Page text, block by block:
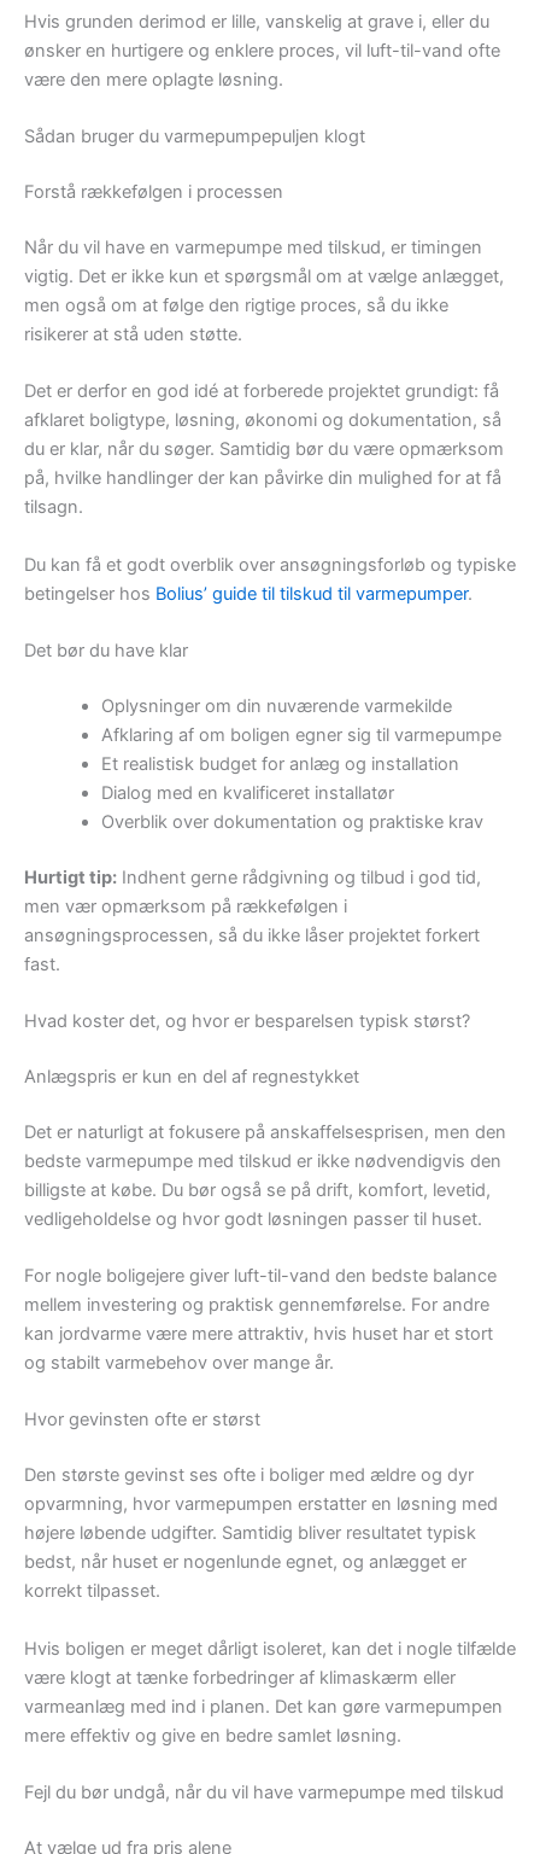
Hvis grunden derimod er lille, vanskelig at grave i, eller du
ønsker en hurtigere og enklere proces, vil luft-til-vand ofte
være den mere oplagte løsning.
Sådan bruger du varmepumpepuljen klogt
Forstå rækkefølgen i processen
Når du vil have en varmepumpe med tilskud, er timingen
vigtig. Det er ikke kun et spørgsmål om at vælge anlægget,
men også om at følge den rigtige proces, så du ikke
risikerer at stå uden støtte.
Det er derfor en god idé at forberede projektet grundigt: få
afklaret boligtype, løsning, økonomi og dokumentation, så
du er klar, når du søger. Samtidig bør du være opmærksom
på, hvilke handlinger der kan påvirke din mulighed for at få
tilsagn.
Du kan få et godt overblik over ansøgningsforløb og typiske
betingelser hos Bolius’ guide til tilskud til varmepumper.
Det bør du have klar
Oplysninger om din nuværende varmekilde
Afklaring af om boligen egner sig til varmepumpe
Et realistisk budget for anlæg og installation
Dialog med en kvalificeret installatør
Overblik over dokumentation og praktiske krav
Hurtigt tip: Indhent gerne rådgivning og tilbud i god tid,
men vær opmærksom på rækkefølgen i
ansøgningsprocessen, så du ikke låser projektet forkert
fast.
Hvad koster det, og hvor er besparelsen typisk størst?
Anlægspris er kun en del af regnestykket
Det er naturligt at fokusere på anskaffelsesprisen, men den
bedste varmepumpe med tilskud er ikke nødvendigvis den
billigste at købe. Du bør også se på drift, komfort, levetid,
vedligeholdelse og hvor godt løsningen passer til huset.
For nogle boligejere giver luft-til-vand den bedste balance
mellem investering og praktisk gennemførelse. For andre
kan jordvarme være mere attraktiv, hvis huset har et stort
og stabilt varmebehov over mange år.
Hvor gevinsten ofte er størst
Den største gevinst ses ofte i boliger med ældre og dyr
opvarmning, hvor varmepumpen erstatter en løsning med
højere løbende udgifter. Samtidig bliver resultatet typisk
bedst, når huset er nogenlunde egnet, og anlægget er
korrekt tilpasset.
Hvis boligen er meget dårligt isoleret, kan det i nogle tilfælde
være klogt at tænke forbedringer af klimaskærm eller
varmeanlæg med ind i planen. Det kan gøre varmepumpen
mere effektiv og give en bedre samlet løsning.
Fejl du bør undgå, når du vil have varmepumpe med tilskud
At vælge ud fra pris alene